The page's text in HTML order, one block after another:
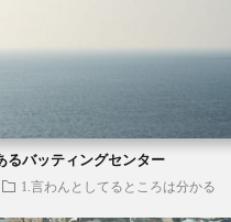
バッティングセンター
1.言わんとしてるところは分かる